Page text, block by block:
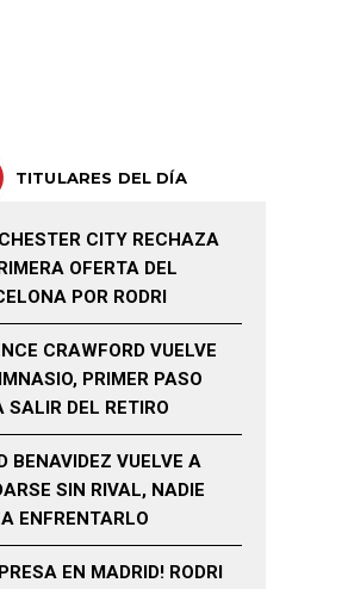
TITULARES DEL DÍA
CITY RECHAZA
OFERTA DEL
POR RODRI
CRAWFORD VUELVE
PRIMER PASO
SALIR DEL RETIRO
BENAVIDEZ VUELVE A
SIN RIVAL, NADIE
ENFRENTARLO
EN MADRID! RODRI